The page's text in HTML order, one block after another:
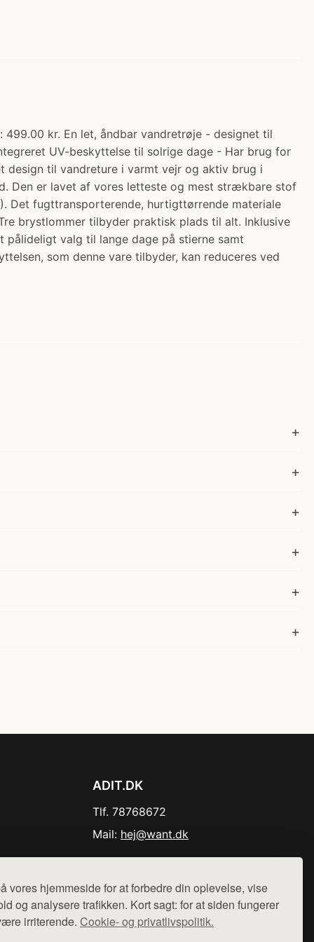
vores hjemmeside for at forbedre din oplevelse, vise
og analysere trafikken. Kort sagt: for at siden fungerer
irriterende. Cookie- og privatlivspolitik.
499.00 kr. En let, åndbar vandretrøje - designet til
UV-beskyttelse til solrige dage - Har brug for
til vandreture i varmt vejr og aktiv brug i
Den er lavet af vores letteste og mest strækbare stof
Det fugttransporterende, hurtigttørrende materiale
brystlommer tilbyder praktisk plads til alt. Inklusive
valg til lange dage på stierne samt
som denne vare tilbyder, kan reduceres ved
ADIT.DK
Tlf. 78768672
Mail: hej@want.dk